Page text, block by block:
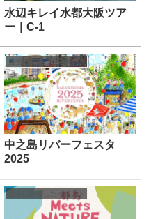
水辺キレイ水都大阪ツア
ー｜C-1
過去に開催したイベント
中之島リバーフェスタ
2025
過去に開催したイベント